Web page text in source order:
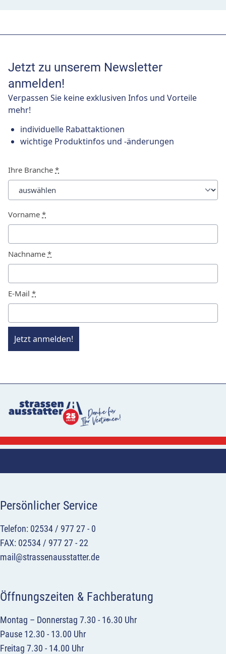
Jetzt zu unserem Newsletter
anmelden!
Verpassen Sie keine exklusiven Infos und Vorteile
mehr!
individuelle Rabattaktionen
wichtige Produktinfos und -änderungen
Ihre Branche *
Vorname *
Nachname *
E-Mail *
Jetzt anmelden!
Persönlicher Service
Telefon: 02534 / 977 27 - 0
FAX: 02534 / 977 27 - 22
mail@strassenausstatter.de
Öffnungszeiten & Fachberatung
Montag – Donnerstag 7.30 - 16.30 Uhr
Pause 12.30 - 13.00 Uhr
Freitag 7.30 - 14.00 Uhr